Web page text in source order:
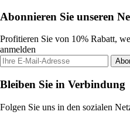
Abonnieren Sie unseren
Profitieren Sie von 10% Rabatt,
anmelden
Bleiben Sie in Verbindung
Folgen Sie uns in den sozialen